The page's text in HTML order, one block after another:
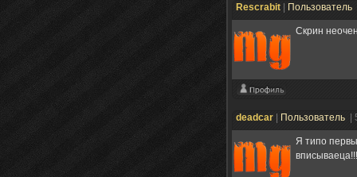
Rescrabit Пользователь
Скрин
deadcar Пользователь
Я типо